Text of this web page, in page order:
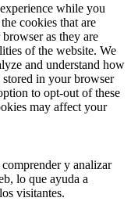
while you
cookies that are
as they are
of the website. We
and understand how
in your browser
to opt-out of these
may affect your
y analizar
lo que ayuda a
visitantes.